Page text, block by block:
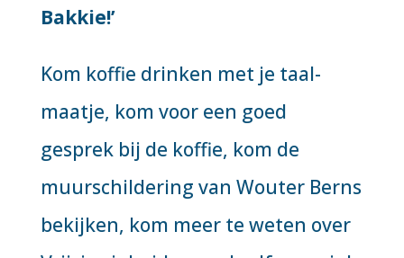
Bakkie!’
Kom koffie drinken met je taal-
maatje, kom voor een goed
gesprek bij de koffie, kom de
muurschildering van Wouter Berns
bekijken, kom meer te weten over